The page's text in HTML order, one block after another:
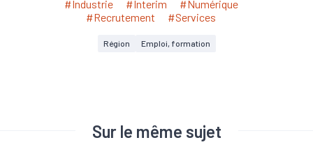
#Industrie
#Interim
#Numérique
#Recrutement
#Services
Région Emploi, formation
Sur le même sujet